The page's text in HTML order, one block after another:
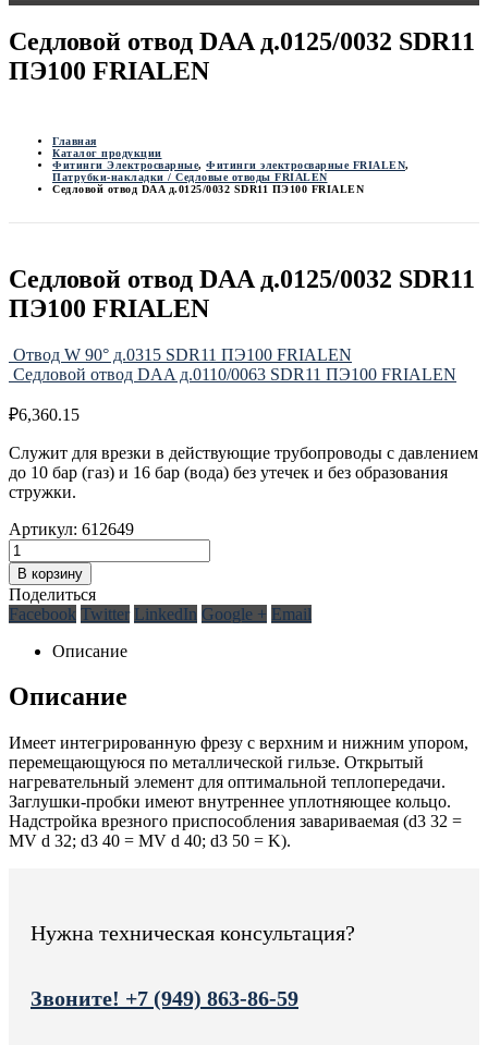
Седловой отвод DAA д.0125/0032 SDR11
ПЭ100 FRIALEN
Главная
Каталог продукции
Фитинги Электросварные, Фитинги электросварные FRIALEN,
Патрубки-накладки / Седловые отводы FRIALEN
Седловой отвод DAA д.0125/0032 SDR11 ПЭ100 FRIALEN
Седловой отвод DAA д.0125/0032 SDR11
ПЭ100 FRIALEN
Отвод W 90° д.0315 SDR11 ПЭ100 FRIALEN
Седловой отвод DAA д.0110/0063 SDR11 ПЭ100 FRIALEN
₽6,360.15
Служит для врезки в действующие трубопроводы с давлением
до 10 бар (газ) и 16 бар (вода) без утечек и без образования
стружки.
Артикул: 612649
В корзину
Поделиться
Facebook Twitter LinkedIn Google + Email
Описание
Описание
Имеет интегрированную фрезу с верхним и нижним упором,
перемещающуюся по металлической гильзе. Открытый
нагревательный элемент для оптимальной теплопередачи.
Заглушки-пробки имеют внутреннее уплотняющее кольцо.
Надстройка врезного приспособления завариваемая (d3 32 =
MV d 32; d3 40 = MV d 40; d3 50 = K).
Нужна техническая консультация?
Звоните! +7 (949) 863-86-59